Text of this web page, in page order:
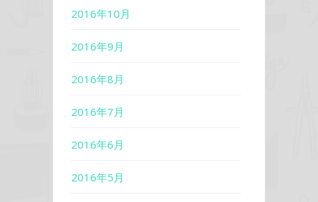
2016年10月
2016年9月
2016年8月
2016年7月
2016年6月
2016年5月